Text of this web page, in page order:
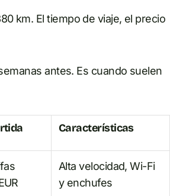
km. El tiempo de viaje, el precio
antes. Es cuando suelen
Características
Alta velocidad, Wi-Fi
y enchufes